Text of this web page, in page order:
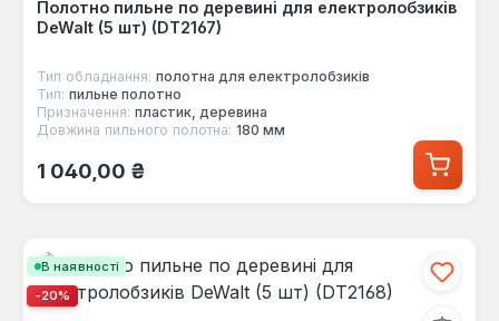
Полотно пильне по деревині для електролобзиків
DeWalt (5 шт) (DT2167)
Тип обладнання: полотна для електролобзиків
Тип: пильне полотно
Призначення: пластик, деревина
Довжина пильного полотна: 180 мм
Звичайна ціна:
1 040,00 ₴
В наявності
-20%